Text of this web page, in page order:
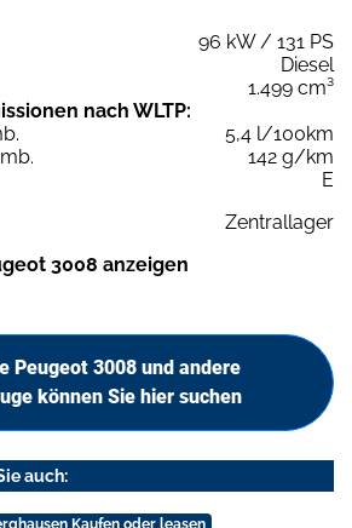
96 kW / 131 PS
Diesel
1.499 cm³
nach WLTP:
5,4 l/100km
142 g/km
E
Zentrallager
3008 anzeigen
Peugeot 3008 und andere
können Sie hier suchen
auch:
Kaufen oder leasen